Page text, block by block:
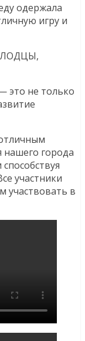
одержала
игру и
это не только
города
участники
участвовать в